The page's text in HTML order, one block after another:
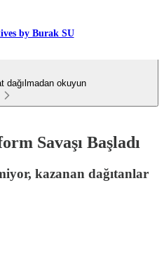
by Burak SU
dağılmadan okuyun
Savaşı Başladı
kazanan dağıtanlar